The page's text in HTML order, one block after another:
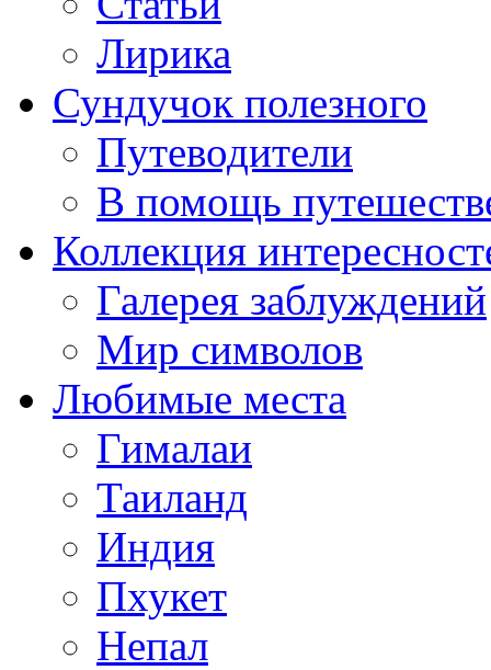
Лирика
Сундучок полезного
Путеводители
В помощь
Коллекция
Галерея заблуждений
Мир символов
Любимые места
Гималаи
Таиланд
Индия
Пхукет
Непал